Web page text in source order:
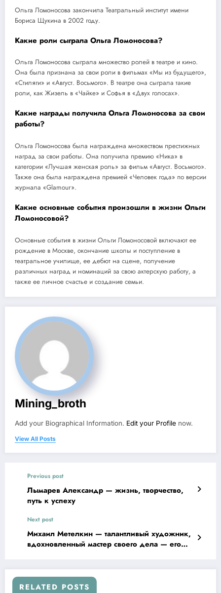
Ольга Ломоносова закончила Театральный институт имени
Бориса Щукина в 2002 году.
Какие роли сыграла Ольга Ломоносова?
Ольга Ломоносова сыграла множество ролей в театре и кино.
Она была признана за свои роли в фильмах «Мы из будущего»,
«Стиляги» и «Август. Восьмого». В театре она сыграла такие
роли, как Жизель в «Чайке» и Софья в «Двух голосах».
Какие награды получила Ольга Ломоносова за свои
работы?
Ольга Ломоносова была награждена множеством престижных
наград за свои работы. Она получила премию «Ника» в
категории «Лучшая женская роль» за фильм «Август. Восьмого».
Также она была награждена премией «Человек года» по версии
журнала «Glamour».
Какие основные события произошли в жизни Ольги
Ломоносовой?
Основные события в жизни Ольги Ломоносовой включают ее
рождение в Москве, окончание школы и поступление в
театральное училище, ее дебют на сцене, получение
различных наград и номинаций за свою актерскую работу, а
также ее личное счастье и создание семьи.
Mining_broth
Add your Biographical Information. Edit your Profile now.
View All Posts
Previous post
Лымарев Александр — жизнь, творчество,
путь к успеху
Next post
Михаил Метелкин — талантливый художник,
вдохновленный мастер своего дела — его
RELATED POSTS